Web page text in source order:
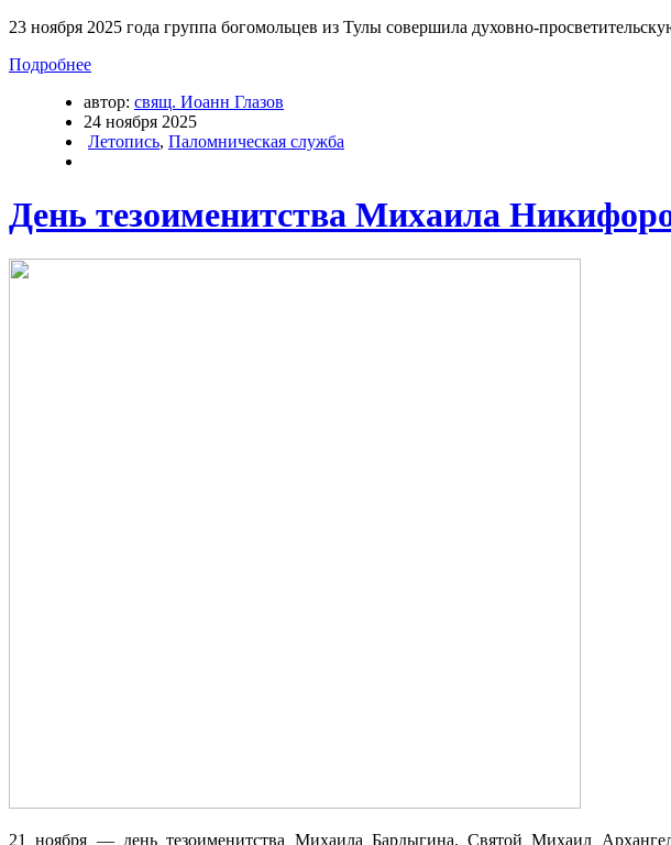
23 ноября 2025 года группа богомольцев из Тулы совершила духовно-
Подробнее
автор: свящ. Иоанн Глазов
24 ноября 2025
Летопись, Паломническая служба
День тезоименитства Михаила
21 ноября — день тезоименитства Михаила Бардыгина. Святой Михаил